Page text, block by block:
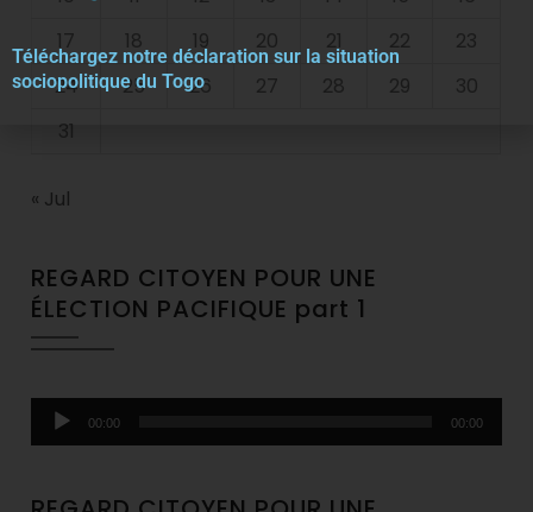
17
18 19 20 21 22
23
24
25 26 27 28 29
30
31
« Jul
REGARD CITOYEN POUR UNE
ÉLECTION PACIFIQUE part 1
Audio
Player
00:00 00:00
Téléchargez notre déclaration sur la situation
sociopolitique du Togo